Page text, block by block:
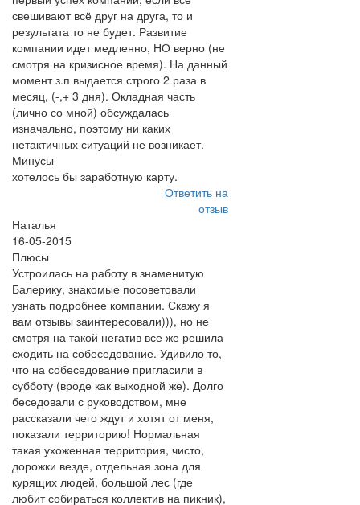
свешивают всё друг на друга, то и
результата то не будет. Развитие
компании идет медленно, НО верно (не
смотря на кризисное время). На данный
момент з.п выдается строго 2 раза в
месяц, (-,+ 3 дня). Окладная часть
(лично со мной) обсуждалась
изначально, поэтому ни каких
нетактичных ситуаций не возникает.
Минусы
хотелось бы заработную карту.
Ответить на
отзыв
Наталья
16-05-2015
Плюсы
Устроилась на работу в знаменитую
Балерику, знакомые посоветовали
узнать подробнее компании. Скажу я
вам отзывы заинтересовали))), но не
смотря на такой негатив все же решила
сходить на собеседование. Удивило то,
что на собеседование пригласили в
субботу (вроде как выходной же). Долго
беседовали с руководством, мне
рассказали чего ждут и хотят от меня,
показали территорию! Нормальная
такая ухоженная территория, чисто,
дорожки везде, отдельная зона для
курящих людей, большой лес (где
любит собираться коллектив на пикник),